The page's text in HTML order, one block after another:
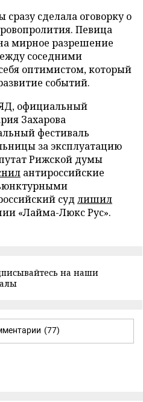
сразу сделала оговорку о
Певица
мирное разрешение
соседними
оптимистом, который
событий.
официальный
Захарова
фестиваль
за эксплуатацию
Рижской думы
антироссийские
суд лишил
«Лайма-Люкс Рус».
на наши
(77)